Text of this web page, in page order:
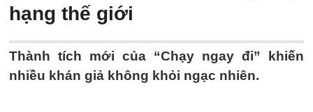
hạng thế giới
Thành tích mới của “Chạy ngay đi” khiến
nhiều khán giả không khỏi ngạc nhiên.